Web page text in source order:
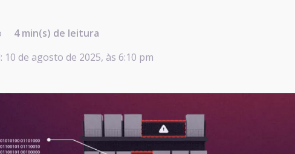
4 min(s) de leitura
de agosto de 2025, às 6:10 pm